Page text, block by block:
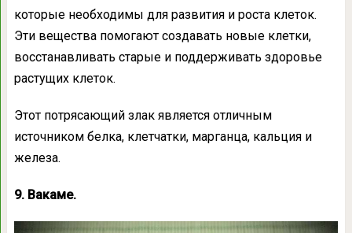
которые необходимы для развития и роста клеток.
Эти вещества помогают создавать новые клетки,
восстанавливать старые и поддерживать здоровье
растущих клеток.
Этот потрясающий злак является отличным
источником белка, клетчатки, марганца, кальция и
железа.
9. Вакаме.